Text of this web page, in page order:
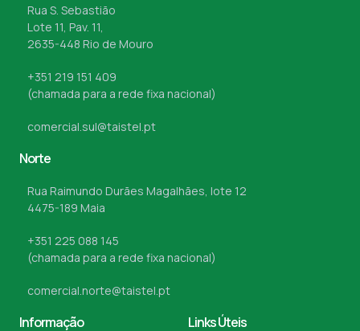
Rua S. Sebastião
Lote 11, Pav. 11,
2635-448 Rio de Mouro
+351 219 151 409
(chamada para a rede fixa nacional)
comercial.sul@taistel.pt
Norte
Rua Raimundo Durães Magalhães, lote 12
4475-189 Maia
+351 225 088 145
(chamada para a rede fixa nacional)
comercial.norte@taistel.pt
Informação Links Úteis